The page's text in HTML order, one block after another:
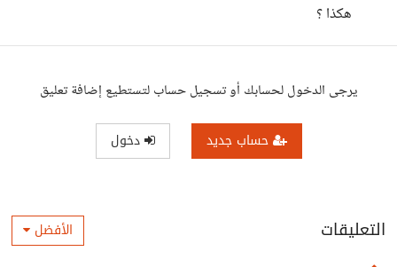
هكذا ؟
يرجى الدخول لحسابك أو تسجيل حساب لتستطيع إضافة تعليق
حساب جديد دخول
التعليقات الأفضل